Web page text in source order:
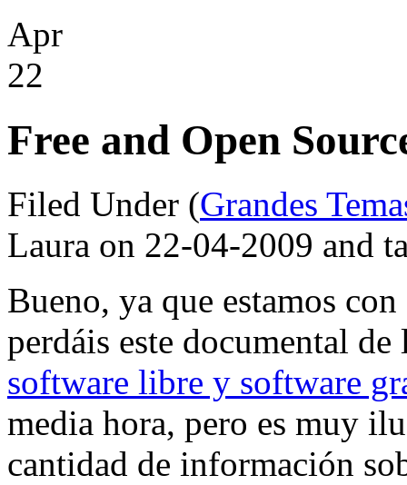
Apr
22
Free and Open
Filed Under (Grandes
Laura on 22-04-2009 and
Bueno, ya que estamos
perdáis este documental
software libre y software
media hora, pero es muy
cantidad de información